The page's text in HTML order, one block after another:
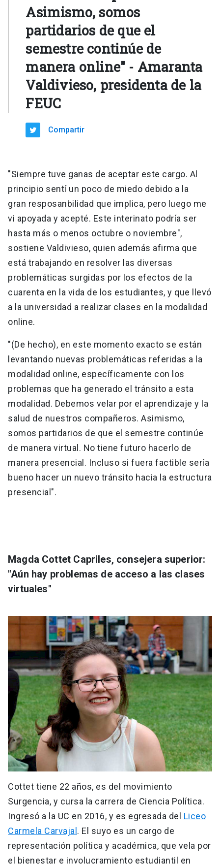
Asimismo, somos
partidarios de que el
semestre continúe de
manera online" - Amaranta
Valdivieso, presidenta de la
FEUC
Compartir
"Siempre tuve ganas de aceptar este cargo. Al
principio sentí un poco de miedo debido a la
gran resposanbilidad que implica, pero luego me
vi apoyada y acepté. Este interinato podría ser
hasta más o menos octubre o noviembre",
sostiene Valdivieso, quien además afirma que
está trabajando en resolver las diversas
problemáticas surgidas por los efectos de la
cuarenta en la vida de los estudiantes, y que llevó
a la universidad a realizar clases en la modalidad
online.
"(De hecho), en este momento exacto se están
levantando nuevas problemáticas referidas a la
modalidad online, específicamente con los
problemas que ha generado el tránsito a esta
modalidad. Debemos velar por el aprendizaje y la
salud de nuestros compañeros. Asimismo,
somos partidarios de que el semestre continúe
de manera virtual. No tiene futuro hacerlo de
manera presencial. Incluso si fuera factible sería
bueno hacer un nuevo tránsito hacia la estructura
presencial".
Magda Cottet Capriles, consejera superior:
"Aún hay problemas de acceso a las clases
virtuales"
Cottet tiene 22 años, es del movimiento
Surgencia, y cursa la carrera de Ciencia Política.
Ingresó a la UC en 2016, y es egresada del Liceo
Carmela Carvajal. El suyo es un cargo de
representación política y académica, que vela por
el bienestar e involucramiento estudiantil en